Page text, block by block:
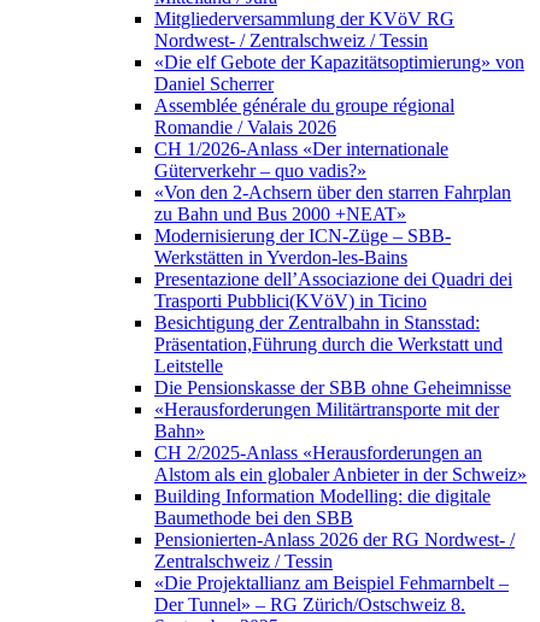
Mitgliederversammlung der KVöV RG
Nordwest- / Zentralschweiz / Tessin
«Die elf Gebote der Kapazitätsoptimierung» von
Daniel Scherrer
Assemblée générale du groupe régional
Romandie / Valais 2026
CH 1/2026-Anlass «Der internationale
Güterverkehr – quo vadis?»
«Von den 2-Achsern über den starren Fahrplan
zu Bahn und Bus 2000 +NEAT»
Modernisierung der ICN-Züge – SBB-
Werkstätten in Yverdon-les-Bains
Presentazione dell’Associazione dei Quadri dei
Trasporti Pubblici(KVöV) in Ticino
Besichtigung der Zentralbahn in Stansstad:
Präsentation,Führung durch die Werkstatt und
Leitstelle
Die Pensionskasse der SBB ohne Geheimnisse
«Herausforderungen Militärtransporte mit der
Bahn»
CH 2/2025-Anlass «Herausforderungen an
Alstom als ein globaler Anbieter in der Schweiz»
Building Information Modelling: die digitale
Baumethode bei den SBB
Pensionierten-Anlass 2026 der RG Nordwest- /
Zentralschweiz / Tessin
«Die Projektallianz am Beispiel Fehmarnbelt –
Der Tunnel» – RG Zürich/Ostschweiz 8.